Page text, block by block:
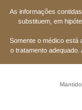
As informações
substituem, em
Somente o médico está
o tratamento